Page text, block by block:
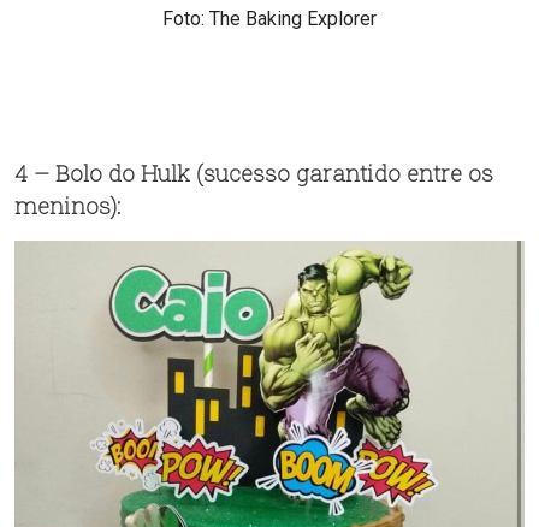
Foto: The Baking Explorer
4 – Bolo do Hulk (sucesso garantido entre os
meninos):